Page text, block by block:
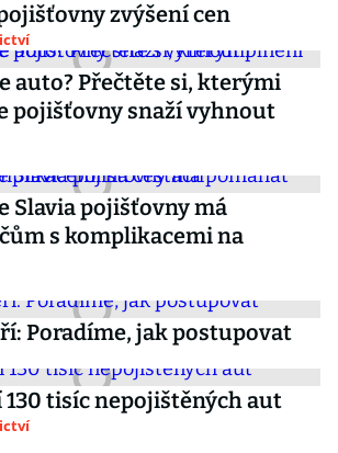
zvýšení cen
auto? Přečtěte si, kterými
pojišťovny snaží vyhnout
Slavia pojišťovny má
s komplikacemi na
Poradíme, jak postupovat
130 tisíc nepojištěných aut